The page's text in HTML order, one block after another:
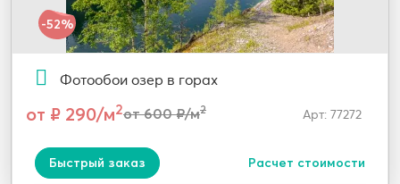
-52%
Фотообои озер в горах
от ₽ 290/м2от 600 ₽/м2 Арт: 77272
Быстрый заказ Расчет стоимости